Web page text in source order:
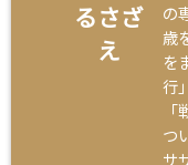
るさざ
え
の
歳
を
行
つ
サ